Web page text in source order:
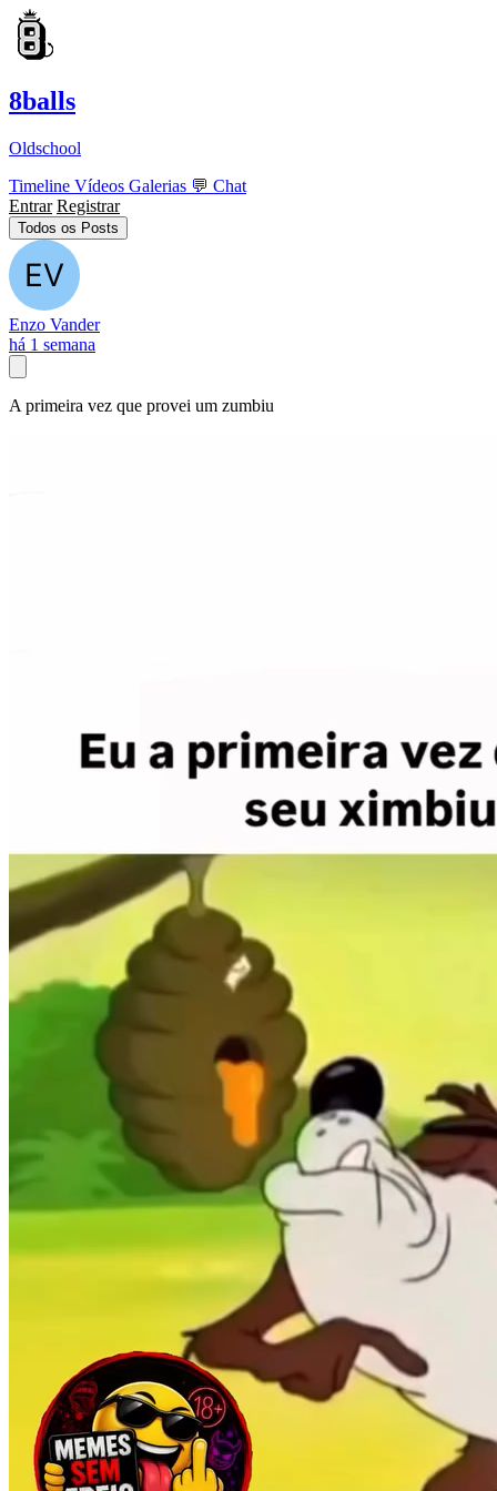
8balls
Oldschool
Timeline Vídeos Galerias 💬 Chat
Entrar Registrar
Todos os Posts
Enzo Vander
há 1 semana
A primeira vez que provei um zumbiu